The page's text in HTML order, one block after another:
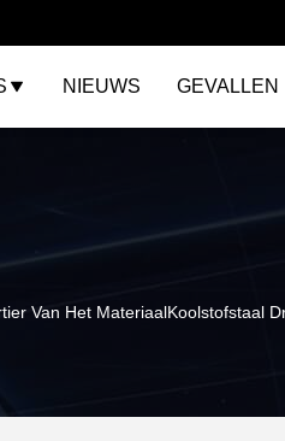
NIEUWS GEVALLEN
Van Het MateriaalKoolstofstaal